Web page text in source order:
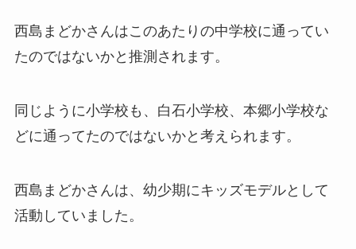
西島まどかさんはこのあたりの中学校に通ってい
たのではないかと推測されます。
同じように小学校も、白石小学校、本郷小学校な
どに通ってたのではないかと考えられます。
西島まどかさんは、幼少期にキッズモデルとして
活動していました。